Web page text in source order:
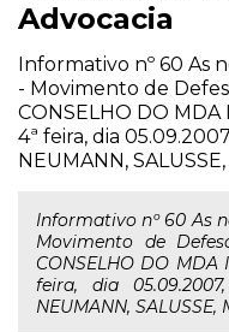
Advocacia
Informativo nº 60 As
- Movimento de
CONSELHO DO
4ª feira, dia
NEUMANN,
Informativo nº 60 As
Movimento de
CONSELHO DO
feira, dia
NEUMANN, SALUSSE,